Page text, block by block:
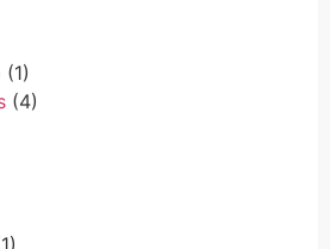
(1)
(4)